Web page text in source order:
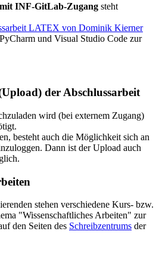
INF-GitLab-Zugang steht
LATEX von Dominik Kierner
und Visual Studio Code zur
der Abschlussarbeit
wird (bei externem Zugang)
besteht auch die Möglichkeit sich an
Dann ist der Upload auch
stehen verschiedene Kurs- bzw.
"Wissenschaftliches Arbeiten" zur
den Seiten des Schreibzentrums der